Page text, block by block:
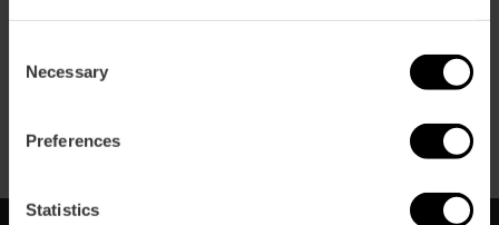
Selection
Necessary
Preferences
Statistics